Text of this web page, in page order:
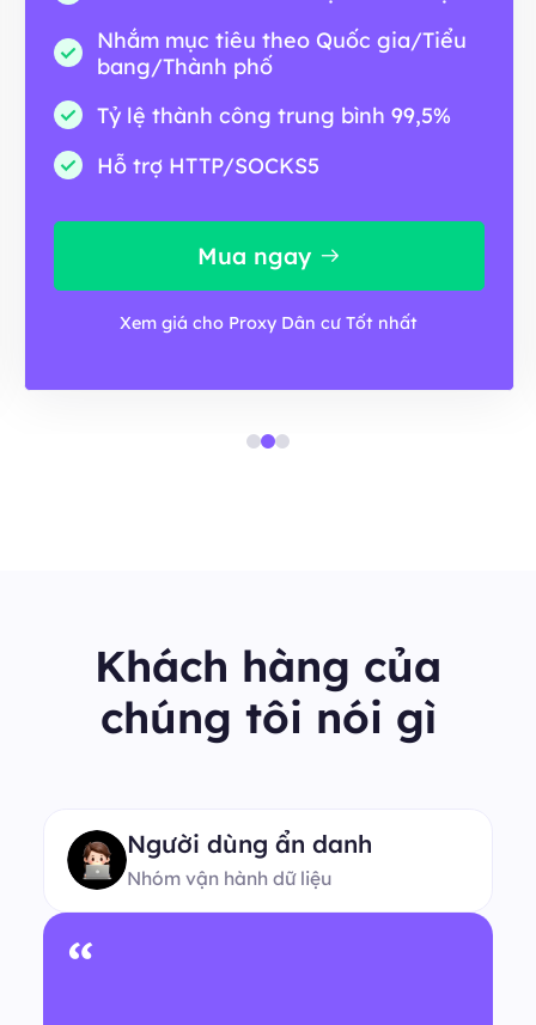
Nhắm mục tiêu theo Quốc gia/Tiểu
bang/Thành phố
Tỷ lệ thành công trung bình 99,5%
Hỗ trợ HTTP/SOCKS5
Mua ngay
Xem giá cho Proxy Dân cư Tốt nhất
Khách hàng của
chúng tôi nói gì
“
Người dùng ẩn danh
Nhóm vận hành dữ liệu